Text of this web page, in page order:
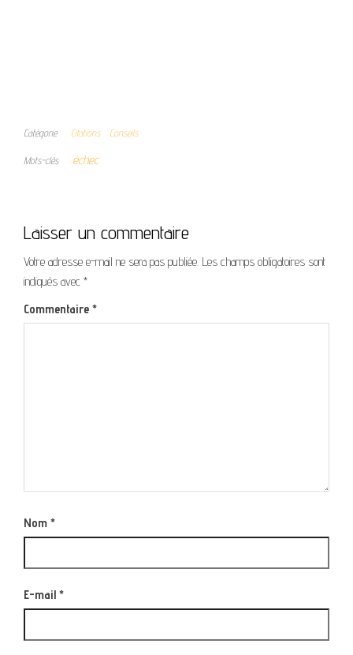
Catégorie Citations Conseils
Mots-clés échec
Laisser un commentaire
Votre adresse e-mail ne sera pas publiée. Les champs obligatoires sont
indiqués avec *
Commentaire *
Nom *
E-mail *